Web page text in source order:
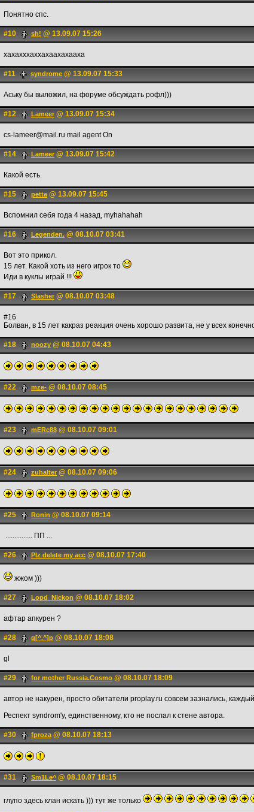
Понятно спс.
#10 sh! @ 13.09.07 15:26
хахахххаххахаахахааха
#11 syndrome @ 13.09.07 15:33
Аську бы выложил, на форуме обсуждать рофл)))
#12 Lameer @ 13.09.07 15:34
cs-lameer@mail.ru mail agent On
#14 Lameer @ 13.09.07 15:42
Какой есть.
#15 petta@ 13.09.07 15:45
Вспомнил себя года 4 назад, myhahahah
#16 Legenden. @ 08.10.07 03:41
Вот это прикол.
15 лет. Какой хоть из него игрок то
Иди в куклы играй !!!
#17 Slasher @ 08.10.07 03:48
#16
Болван, в 15 лет какраз реакция очень хорошо развита, не у всех
#18 noozy @ 08.10.07 04:43
#22 mze- @ 08.10.07 08:45
#23 mERc88 @ 08.10.07 09:01
#24 zuhalter @ 08.10.07 09:06
#25 Ronin @ 08.10.07 09:14
............... ПП ...
#26 Plz delete my acc @ 08.10.07 17:40
жжом )))
#27 Lopd_Nickon @ 08.10.07 18:02
афтар апкурен ?
#28 q[^.^]p @ 08.10.07 18:08
gl
#29 for mother Russia.Cosmo @ 08.10.07 18:09
автор не накурен, просто обитатели proplay.ru совсем зазнались,
Респект syndrom'у, единственному, кто не послал к стене автора.
#30 fproza@ 08.10.07 18:13
#31 Sm1Le^ @ 08.10.07 18:15
глупо здесь клан искать ))) тут же только